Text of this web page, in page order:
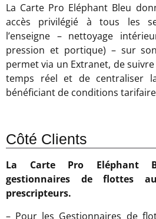
La Carte Pro Eléphant Bleu
accès privilégié à tous les
l’enseigne – nettoyage
pression et portique) – sur
permet via un Extranet, de
temps réel et de centraliser
bénéficiant de conditions
Côté Clients
La Carte Pro Eléphant
gestionnaires de flottes
prescripteurs.
– Pour les Gestionnaires de